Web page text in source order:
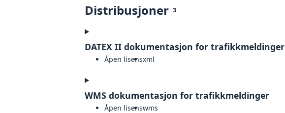
Distribusjoner 3
DATEX II dokumentasjon for trafikkmeldinger
Åpen lisensxml
WMS dokumentasjon for trafikkmeldinger
Åpen lisenswms